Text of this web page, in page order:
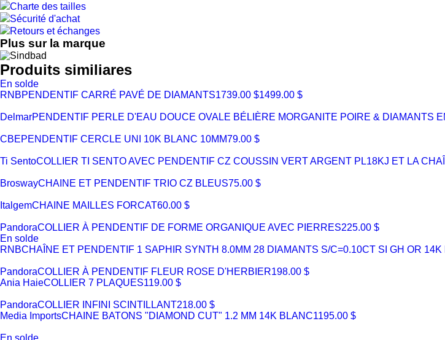
Charte des tailles
Sécurité d'achat
Retours et échanges
Plus sur la marque
Produits similiares
En solde
RNBPENDENTIF CARRÉ PAVÉ DE DIAMANTS1739.00 $1499.00 $
DelmarPENDENTIF PERLE D'EAU DOUCE OVALE BÉLIÈRE MORGANITE POIRE & DIAMANTS
CBEPENDENTIF CERCLE UNI 10K BLANC 10MM79.00 $
Ti SentoCOLLIER TI SENTO AVEC PENDENTIF CZ COUSSIN VERT ARGENT PL18KJ ET LA
BroswayCHAINE ET PENDENTIF TRIO CZ BLEUS75.00 $
ItalgemCHAINE MAILLES FORCAT60.00 $
PandoraCOLLIER À PENDENTIF DE FORME ORGANIQUE AVEC PIERRES225.00 $
En solde
RNBCHAÎNE ET PENDENTIF 1 SAPHIR SYNTH 8.0MM 28 DIAMANTS S/C=0.10CT SI GH OR 14K
PandoraCOLLIER À PENDENTIF FLEUR ROSE D'HERBIER198.00 $
Ania HaieCOLLIER 7 PLAQUES119.00 $
PandoraCOLLIER INFINI SCINTILLANT218.00 $
Media ImportsCHAINE BATONS "DIAMOND CUT" 1.2 MM 14K BLANC1195.00 $
En solde